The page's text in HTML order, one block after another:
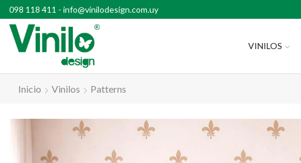
098 118 411 - info@vinilodesign.com.uy
con compras superiores a $2500
VINILOS
Inicio Vinilos Patterns